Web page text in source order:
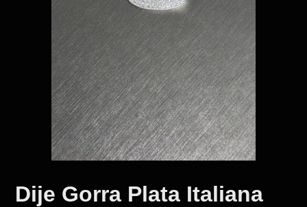
Dije Gorra Plata Italiana